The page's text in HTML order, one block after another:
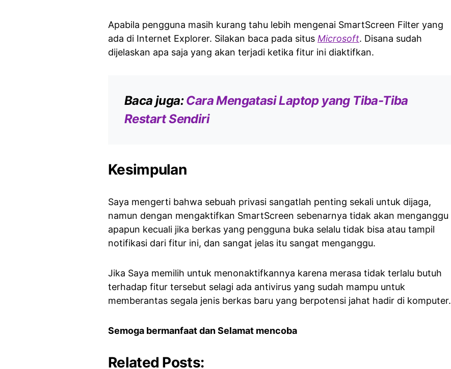
Apabila pengguna masih kurang tahu lebih mengenai SmartScreen Filter yang
ada di Internet Explorer. Silakan baca pada situs Microsoft. Disana sudah
dijelaskan apa saja yang akan terjadi ketika fitur ini diaktifkan.
Baca juga:Cara Mengatasi Laptop yang Tiba-Tiba
Restart Sendiri
Kesimpulan
Saya mengerti bahwa sebuah privasi sangatlah penting sekali untuk dijaga,
namun dengan mengaktifkan SmartScreen sebenarnya tidak akan menganggu
apapun kecuali jika berkas yang pengguna buka selalu tidak bisa atau tampil
notifikasi dari fitur ini, dan sangat jelas itu sangat menganggu.
Jika Saya memilih untuk menonaktifkannya karena merasa tidak terlalu butuh
terhadap fitur tersebut selagi ada antivirus yang sudah mampu untuk
memberantas segala jenis berkas baru yang berpotensi jahat hadir di komputer.
Semoga bermanfaat dan Selamat mencoba
Related Posts: